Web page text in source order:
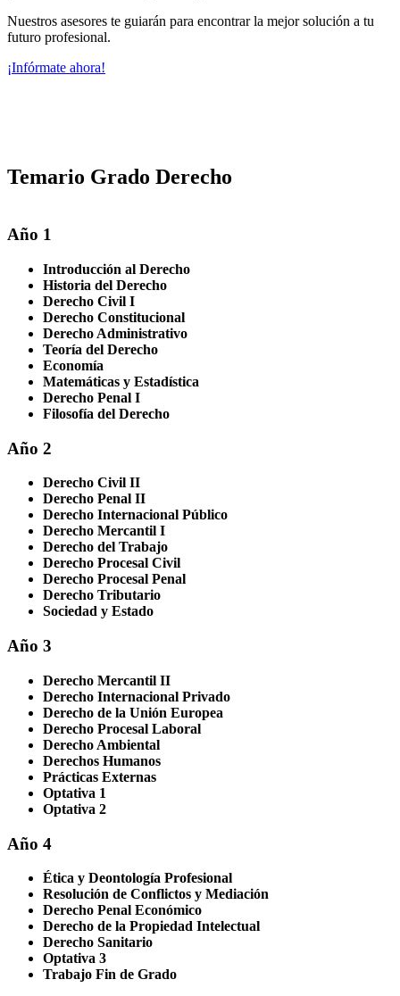
Nuestros asesores te guiarán para encontrar la mejor solución a tu
futuro profesional.
¡Infórmate ahora!
Temario Grado Derecho
Año 1
Introducción al Derecho
Historia del Derecho
Derecho Civil I
Derecho Constitucional
Derecho Administrativo
Teoría del Derecho
Economía
Matemáticas y Estadística
Derecho Penal I
Filosofía del Derecho
Año 2
Derecho Civil II
Derecho Penal II
Derecho Internacional Público
Derecho Mercantil I
Derecho del Trabajo
Derecho Procesal Civil
Derecho Procesal Penal
Derecho Tributario
Sociedad y Estado
Año 3
Derecho Mercantil II
Derecho Internacional Privado
Derecho de la Unión Europea
Derecho Procesal Laboral
Derecho Ambiental
Derechos Humanos
Prácticas Externas
Optativa 1
Optativa 2
Año 4
Ética y Deontología Profesional
Resolución de Conflictos y Mediación
Derecho Penal Económico
Derecho de la Propiedad Intelectual
Derecho Sanitario
Optativa 3
Trabajo Fin de Grado